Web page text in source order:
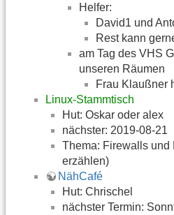
Helfer:
David1 und
Rest kann
am Tag des VHS
unseren Räumen
Frau Klaußner
Linux-Stammtisch
Hut: Oskar oder alex
nächster: 2019-08-21
Thema: Firewalls
erzählen)
NähCafé
Hut: Chrischel
nächster Termin: